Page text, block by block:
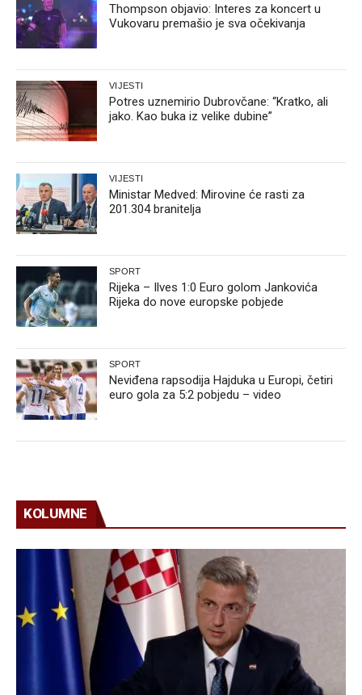
Thompson objavio: Interes za koncert u
Vukovaru premašio je sva očekivanja
VIJESTI
Potres uznemirio Dubrovčane: “Kratko, ali
jako. Kao buka iz velike dubine”
VIJESTI
Ministar Medved: Mirovine će rasti za
201.304 branitelja
SPORT
Rijeka – Ilves 1:0 Euro golom Jankovića
Rijeka do nove europske pobjede
SPORT
Neviđena rapsodija Hajduka u Europi, četiri
euro gola za 5:2 pobjedu – video
KOLUMNE